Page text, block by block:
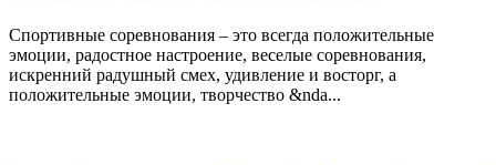
Спортивные соревнования – это всегда положительные
эмоции, радостное настроение, веселые соревнования,
искренний радушный смех, удивление и восторг, а
положительные эмоции, творчество &nda...